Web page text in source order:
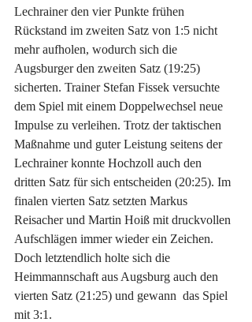
Lechrainer den vier Punkte frühen
Rückstand im zweiten Satz von 1:5 nicht
mehr aufholen, wodurch sich die
Augsburger den zweiten Satz (19:25)
sicherten. Trainer Stefan Fissek versuchte
dem Spiel mit einem Doppelwechsel neue
Impulse zu verleihen. Trotz der taktischen
Maßnahme und guter Leistung seitens der
Lechrainer konnte Hochzoll auch den
dritten Satz für sich entscheiden (20:25). Im
finalen vierten Satz setzten Markus
Reisacher und Martin Hoiß mit druckvollen
Aufschlägen immer wieder ein Zeichen.
Doch letztendlich holte sich die
Heimmannschaft aus Augsburg auch den
vierten Satz (21:25) und gewann  das Spiel
mit 3:1.